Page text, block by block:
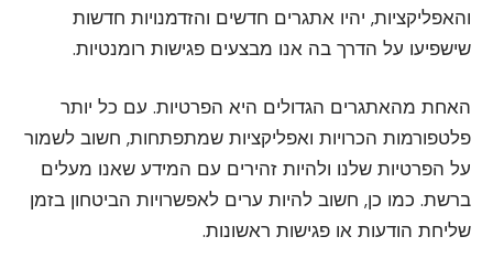
והאפליקציות, יהיו אתגרים חדשים והזדמנויות חדשות
שישפיעו על הדרך בה אנו מבצעים פגישות רומנטיות.
האחת מהאתגרים הגדולים היא הפרטיות. עם כל יותר
פלטפורמות הכרויות ואפליקציות שמתפתחות, חשוב לשמור
על הפרטיות שלנו ולהיות זהירים עם המידע שאנו מעלים
ברשת. כמו כן, חשוב להיות ערים לאפשרויות הביטחון בזמן
שליחת הודעות או פגישות ראשונות.